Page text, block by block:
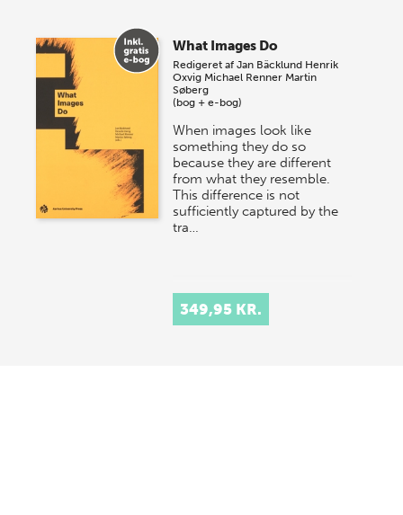
What Images Do
Redigeret afJan Bäcklund Henrik
Oxvig Michael Renner Martin
Søberg
(bog + e-bog)
When images look like
something they do so
because they are different
from what they resemble.
This difference is not
sufficiently captured by the
tra…
349,95 KR.